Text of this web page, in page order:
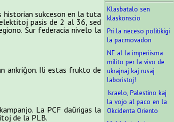
historian sukceson en la tuta
pasis de 2 al 36, sed
Sur federacia nivelo la
ankriĝon. Ili estas frukto de
La PCF daŭrigas la
de la PLB.
Klasbatalo sen
klaskonscio
Pri la neceso politikigi
la pacmovadon
NE al la imperiisma
milito per la vivo de
ukrajnaj kaj rusaj
laboristoj!
Israelo, Palestino kaj
la vojo al paco en la
Okcidenta Oriento